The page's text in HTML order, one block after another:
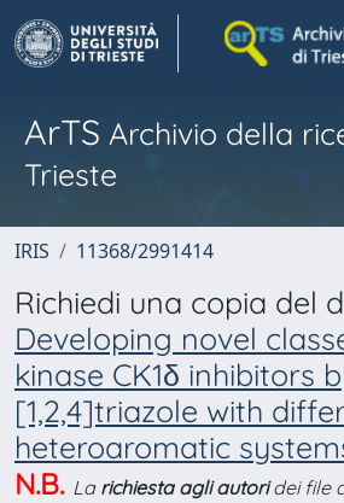
ArTS Archivio della
Trieste
IRIS 11368/2991414
Richiedi una copia del
Developing novel
kinase CK1δ inhibitors
[1,2,4]triazole with
heteroaromatic
N.B. La richiesta agli autoridei file